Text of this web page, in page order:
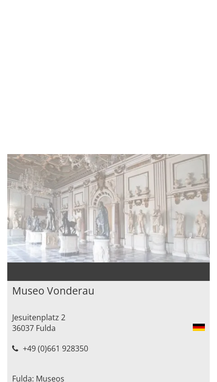
Museo Vonderau
Jesuitenplatz 2
36037 Fulda
+49 (0)661 928350
Fulda: Museos